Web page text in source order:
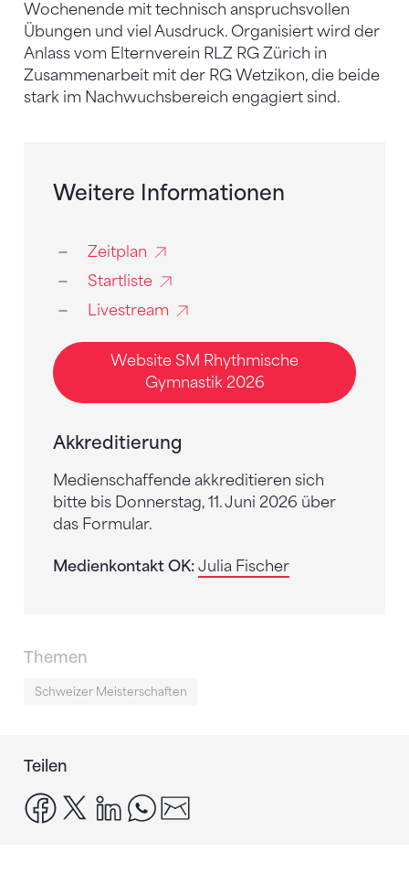
Wochenende mit technisch anspruchsvollen
Übungen und viel Ausdruck. Organisiert wird der
Anlass vom Elternverein RLZ RG Zürich in
Zusammenarbeit mit der RG Wetzikon, die beide
stark im Nachwuchsbereich engagiert sind.
Weitere Informationen
Zeitplan
Startliste
Livestream
Website SM Rhythmische
Gymnastik 2026
Akkreditierung
Medienschaffende akkreditieren sich
bitte bis Donnerstag, 11. Juni 2026 über
das Formular.
Medienkontakt OK: Julia Fischer
Themen
Schweizer Meisterschaften
Teilen
facebook
x linkedinwhatsapp